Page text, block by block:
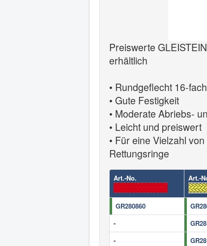
Preiswerte
erhältlich
• Rundgeflecht 16-
• Gute Festigkeit
• Moderate Abriebs-
• Leicht und preiswert
• Für eine Vielzahl
Rettungsringe
Art.-No. Art.-
GR280860
-
-